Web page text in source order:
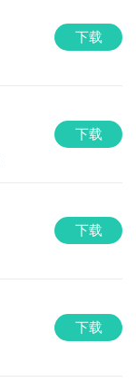
下载
下载
下载
下载